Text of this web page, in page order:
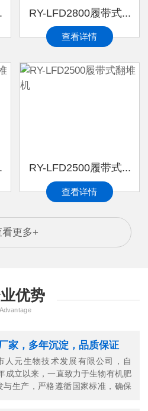
RY-LFD2800履带式...
查看详情
RY-LFD2500履带式...
查看详情
看更多+
优势
Advantage
家，多年沉淀，品质保证
人元生物技术发展有限公司，自
成立以来，一直致力于生物有机肥
与生产，严格遵循国家标准，确保